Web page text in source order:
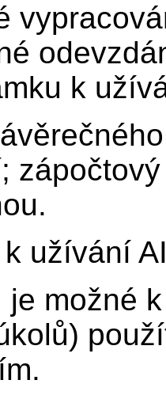
k
užívání
je možné